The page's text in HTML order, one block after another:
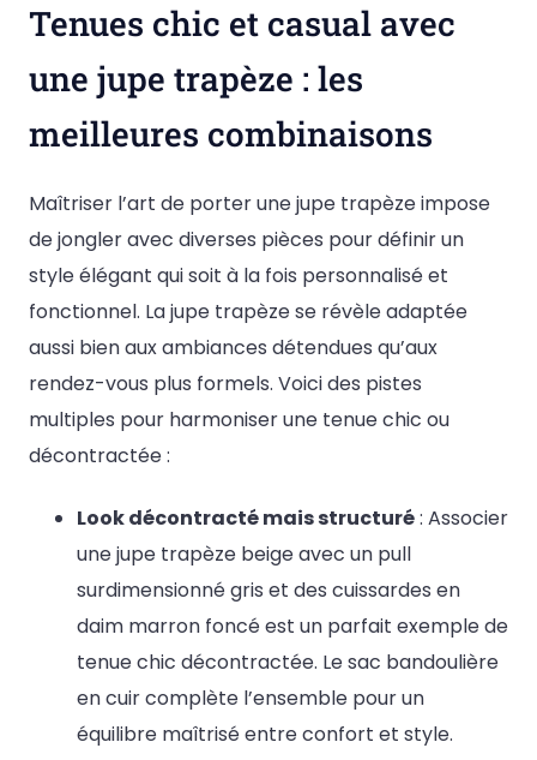
Tenues chic et casual avec
une jupe trapèze : les
meilleures combinaisons
Maîtriser l’art de porter une jupe trapèze impose
de jongler avec diverses pièces pour définir un
style élégant qui soit à la fois personnalisé et
fonctionnel. La jupe trapèze se révèle adaptée
aussi bien aux ambiances détendues qu’aux
rendez-vous plus formels. Voici des pistes
multiples pour harmoniser une tenue chic ou
décontractée :
Look décontracté mais structuré: Associer
une jupe trapèze beige avec un pull
surdimensionné gris et des cuissardes en
daim marron foncé est un parfait exemple de
tenue chic décontractée. Le sac bandoulière
en cuir complète l’ensemble pour un
équilibre maîtrisé entre confort et style.